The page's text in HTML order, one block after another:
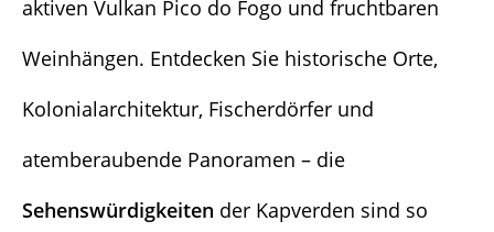
aktiven Vulkan Pico do Fogo und fruchtbaren
Weinhängen. Entdecken Sie historische Orte,
Kolonialarchitektur, Fischerdörfer und
atemberaubende Panoramen – die
Sehenswürdigkeiten der Kapverden sind so